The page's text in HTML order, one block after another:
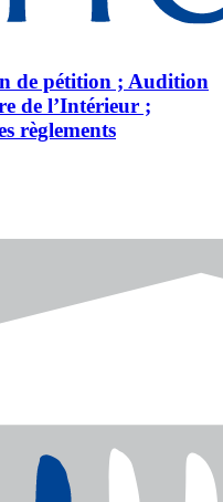
de pétition ; Audition
de l’Intérieur ;
règlements